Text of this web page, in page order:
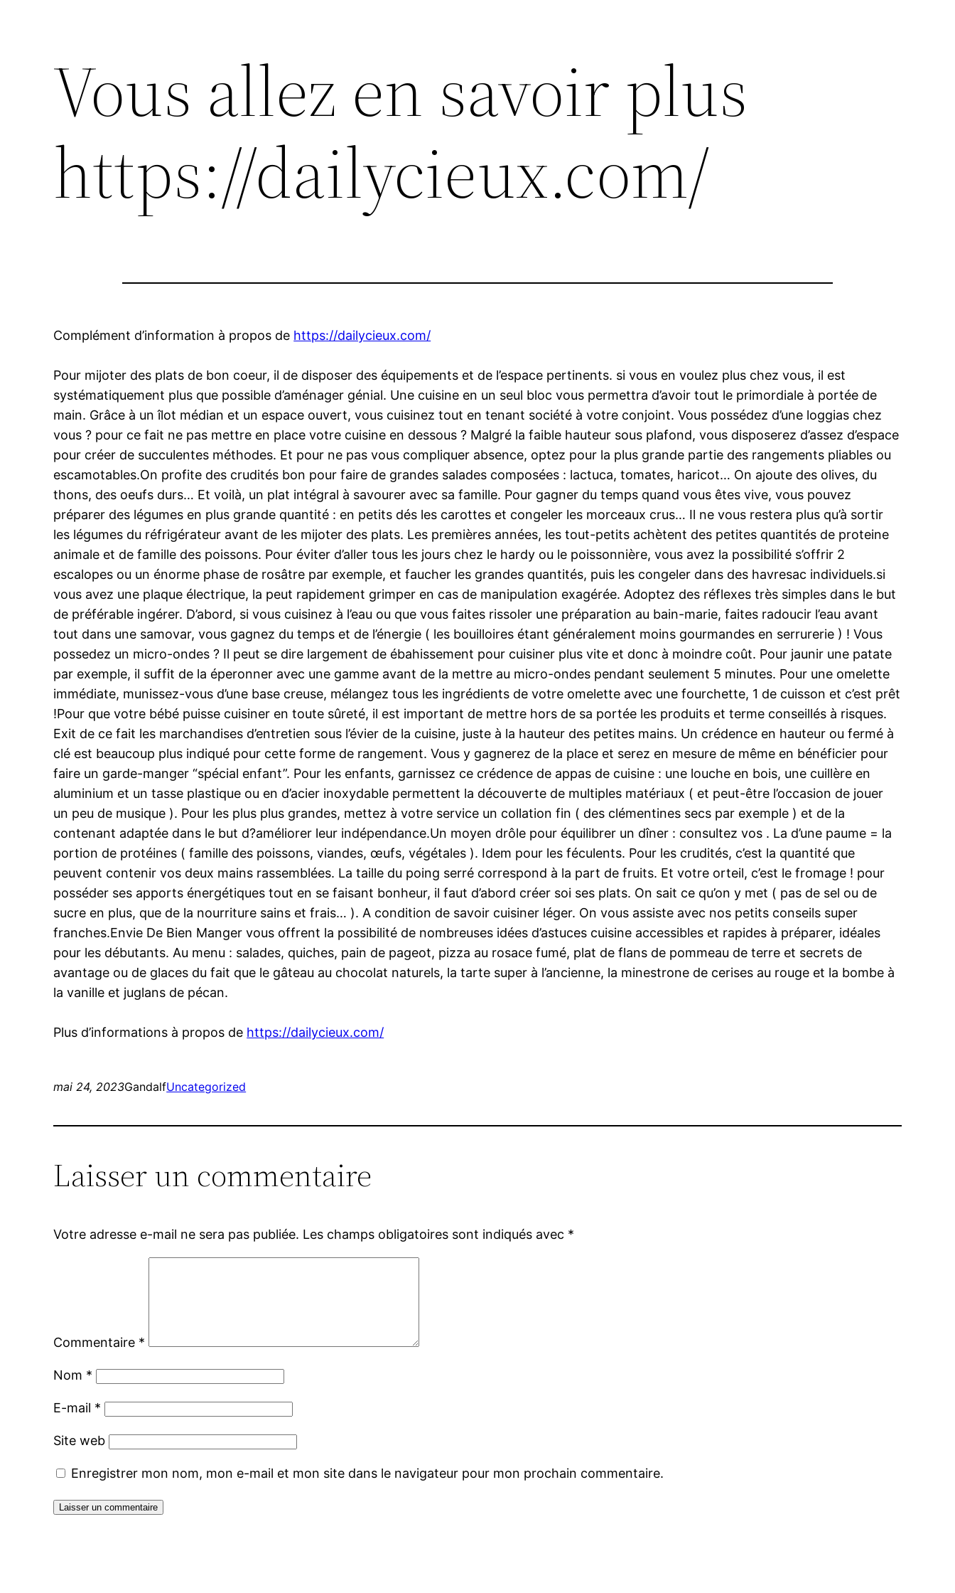
Vous allez en savoir plus
https://dailycieux.com/
Complément d’information à propos de https://dailycieux.com/
Pour mijoter des plats de bon coeur, il de disposer des équipements et de l’espace pertinents. si vous en voulez plus chez vous, il est
systématiquement plus que possible d’aménager génial. Une cuisine en un seul bloc vous permettra d’avoir tout le primordiale à portée de
main. Grâce à un îlot médian et un espace ouvert, vous cuisinez tout en tenant société à votre conjoint. Vous possédez d’une loggias chez
vous ? pour ce fait ne pas mettre en place votre cuisine en dessous ? Malgré la faible hauteur sous plafond, vous disposerez d’assez d’espace
pour créer de succulentes méthodes. Et pour ne pas vous compliquer absence, optez pour la plus grande partie des rangements pliables ou
escamotables.On profite des crudités bon pour faire de grandes salades composées : lactuca, tomates, haricot… On ajoute des olives, du
thons, des oeufs durs… Et voilà, un plat intégral à savourer avec sa famille. Pour gagner du temps quand vous êtes vive, vous pouvez
préparer des légumes en plus grande quantité : en petits dés les carottes et congeler les morceaux crus… Il ne vous restera plus qu’à sortir
les légumes du réfrigérateur avant de les mijoter des plats. Les premières années, les tout-petits achètent des petites quantités de proteine
animale et de famille des poissons. Pour éviter d’aller tous les jours chez le hardy ou le poissonnière, vous avez la possibilité s’offrir 2
escalopes ou un énorme phase de rosâtre par exemple, et faucher les grandes quantités, puis les congeler dans des havresac individuels.si
vous avez une plaque électrique, la peut rapidement grimper en cas de manipulation exagérée. Adoptez des réflexes très simples dans le but
de préférable ingérer. D’abord, si vous cuisinez à l’eau ou que vous faites rissoler une préparation au bain-marie, faites radoucir l’eau avant
tout dans une samovar, vous gagnez du temps et de l’énergie ( les bouilloires étant généralement moins gourmandes en serrurerie ) ! Vous
possedez un micro-ondes ? Il peut se dire largement de ébahissement pour cuisiner plus vite et donc à moindre coût. Pour jaunir une patate
par exemple, il suffit de la éperonner avec une gamme avant de la mettre au micro-ondes pendant seulement 5 minutes. Pour une omelette
immédiate, munissez-vous d’une base creuse, mélangez tous les ingrédients de votre omelette avec une fourchette, 1 de cuisson et c’est prêt
!Pour que votre bébé puisse cuisiner en toute sûreté, il est important de mettre hors de sa portée les produits et terme conseillés à risques.
Exit de ce fait les marchandises d’entretien sous l’évier de la cuisine, juste à la hauteur des petites mains. Un crédence en hauteur ou fermé à
clé est beaucoup plus indiqué pour cette forme de rangement. Vous y gagnerez de la place et serez en mesure de même en bénéficier pour
faire un garde-manger “spécial enfant”. Pour les enfants, garnissez ce crédence de appas de cuisine : une louche en bois, une cuillère en
aluminium et un tasse plastique ou en d’acier inoxydable permettent la découverte de multiples matériaux ( et peut-être l’occasion de jouer
un peu de musique ). Pour les plus plus grandes, mettez à votre service un collation fin ( des clémentines secs par exemple ) et de la
contenant adaptée dans le but d?améliorer leur indépendance.Un moyen drôle pour équilibrer un dîner : consultez vos . La d’une paume = la
portion de protéines ( famille des poissons, viandes, œufs, végétales ). Idem pour les féculents. Pour les crudités, c’est la quantité que
peuvent contenir vos deux mains rassemblées. La taille du poing serré correspond à la part de fruits. Et votre orteil, c’est le fromage ! pour
posséder ses apports énergétiques tout en se faisant bonheur, il faut d’abord créer soi ses plats. On sait ce qu’on y met ( pas de sel ou de
sucre en plus, que de la nourriture sains et frais… ). A condition de savoir cuisiner léger. On vous assiste avec nos petits conseils super
franches.Envie De Bien Manger vous offrent la possibilité de nombreuses idées d’astuces cuisine accessibles et rapides à préparer, idéales
pour les débutants. Au menu : salades, quiches, pain de pageot, pizza au rosace fumé, plat de flans de pommeau de terre et secrets de
avantage ou de glaces du fait que le gâteau au chocolat naturels, la tarte super à l’ancienne, la minestrone de cerises au rouge et la bombe à
la vanille et juglans de pécan.
Plus d’informations à propos de https://dailycieux.com/
mai 24, 2023GandalfUncategorized
Laisser un commentaire
Votre adresse e-mail ne sera pas publiée. Les champs obligatoires sont indiqués avec *
Commentaire *
Nom *
E-mail *
Site web
Enregistrer mon nom, mon e-mail et mon site dans le navigateur pour mon prochain commentaire.